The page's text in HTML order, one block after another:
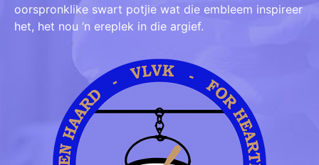
oorspronklike swart potjie wat die embleem inspireer
het, het nou ‘n ereplek in die argief.